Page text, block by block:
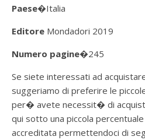
Paese�Italia
Editore Mondadori 2019
Numero pagine�245
Se siete interessati ad
suggeriamo di preferire le
per� avete necessit� di
qui sotto una piccola
accreditata permettendoci di